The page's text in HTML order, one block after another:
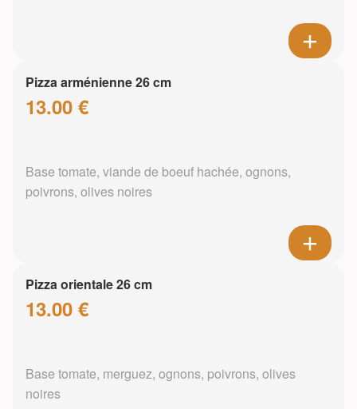
Pizza arménienne 26 cm
13.00 €
Base tomate, viande de boeuf hachée, ognons,
poivrons, olives noires
Pizza orientale 26 cm
13.00 €
Base tomate, merguez, ognons, poivrons, olives
noires